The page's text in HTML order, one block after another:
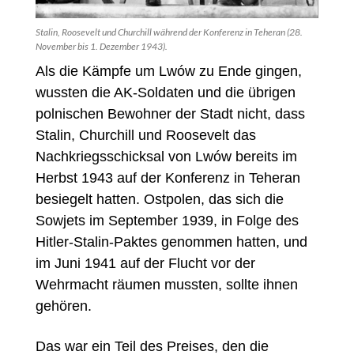
Stalin, Roosevelt und Churchill während der Konferenz in Teheran (28.
November bis 1. Dezember 1943).
Als die Kämpfe um Lwów zu Ende gingen,
wussten die AK-Soldaten und die übrigen
polnischen Bewohner der Stadt nicht, dass
Stalin, Churchill und Roosevelt das
Nachkriegsschicksal von Lwów bereits im
Herbst 1943 auf der Konferenz in Teheran
besiegelt hatten. Ostpolen, das sich die
Sowjets im September 1939, in Folge des
Hitler-Stalin-Paktes genommen hatten, und
im Juni 1941 auf der Flucht vor der
Wehrmacht räumen mussten, sollte ihnen
gehören.
Das war ein Teil des Preises, den die